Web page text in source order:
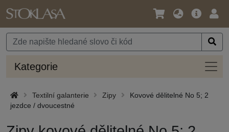
Jazyk
Měna
Hlavní
Kategorie
Textilní galanterie Zipy
Kovové dělitelné No 5; 2
jezdce / dvoucestné